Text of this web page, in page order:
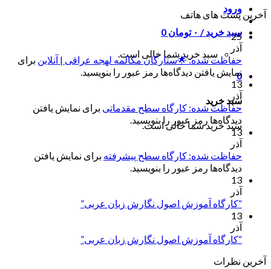
ورود
سبد خرید / ۰ تومان 0
سبد خرید شما خالی است.
0
سبد خرید
سبد خرید شما خالی است.
آخرین پست های هاتف
25
آذر
حفاظت شده: 🌟ستارگان مکالمه لهجه عراقی | آنلاین برای
نمایش یافتن دیدگاه‌ها رمز عبور را بنویسید.
13
آذر
حفاظت شده: کارگاه سطح مقدماتی برای نمایش یافتن
دیدگاه‌ها رمز عبور را بنویسید.
13
آذر
حفاظت شده: کارگاه سطح پیشرفته برای نمایش یافتن
دیدگاه‌ها رمز عبور را بنویسید.
13
آذر
“کارگاه آموزش اصول نگارش زبان عربی”
13
آذر
“کارگاه آموزش اصول نگارش زبان عربی”
آخرین نظرات